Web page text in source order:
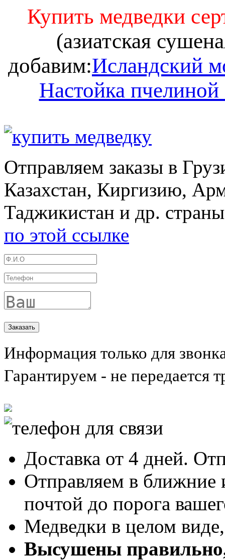
Купить медведки
(азиатская
добавим:Исландский
Настойка пчелиной
Отправляем заказы в
Казахстан, Киргизию,
Таджикистан и др.
по этой ссылке
Информация только для
Гарантируем - не передается
Доставка от 4 дней.
Отправляем в ближние
почтой до порога
Медведки в целом
Высушены